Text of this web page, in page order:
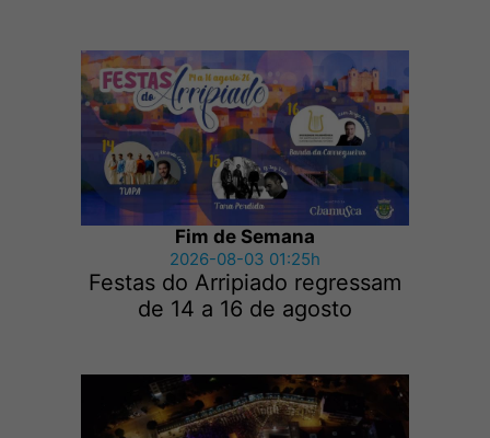
Fim de Semana
2026-08-03 01:25h
Festas do Arripiado regressam
de 14 a 16 de agosto